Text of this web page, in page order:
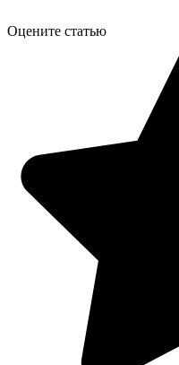
Оцените статью